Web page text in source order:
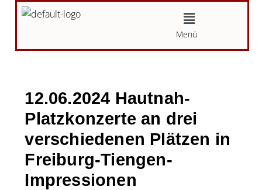
Zum
Menü
Menü
12.06.2024 Hautnah-
Platzkonzerte an drei
verschiedenen Plätzen in
Freiburg-Tiengen-
Impressionen